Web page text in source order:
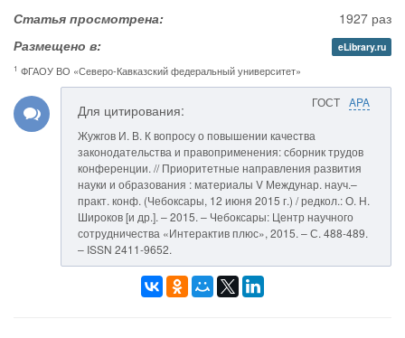
Статья просмотрена:
1927 раз
Размещено в:
eLibrary.ru
1 ФГАОУ ВО «Северо-Кавказский федеральный университет»
ГОСТ APA
Для цитирования:
Жужгов И. В. К вопросу о повышении качества
законодательства и правоприменения: сборник трудов
конференции. // Приоритетные направления развития
науки и образования : материалы V Междунар. науч.–
практ. конф. (Чебоксары, 12 июня 2015 г.) / редкол.: О. Н.
Широков [и др.]. – 2015. – Чебоксары: Центр научного
сотрудничества «Интерактив плюс», 2015. – С. 488-489.
– ISSN 2411-9652.